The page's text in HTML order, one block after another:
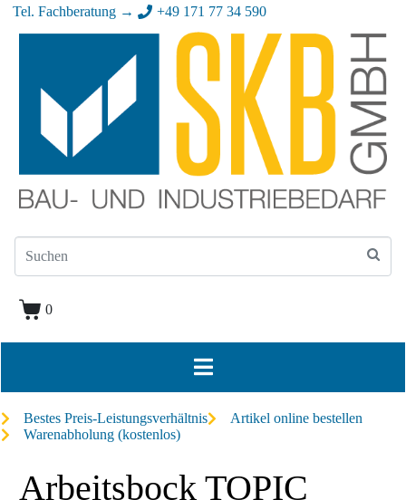
Tel. Fachberatung → +49 171 77 34 590
0
Bestes Preis-Leistungsverhältnis
Artikel online bestellen
Warenabholung (kostenlos)
Arbeitsbock TOPIC